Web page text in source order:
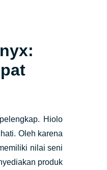
Hiolo
Oleh karena
nilai seni
produk